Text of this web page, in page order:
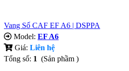
Vang Số CAF EF A6 | DSPPA
Model: EF A6
Giá: Liên hệ
Tổng số: 1 (Sản phầm )